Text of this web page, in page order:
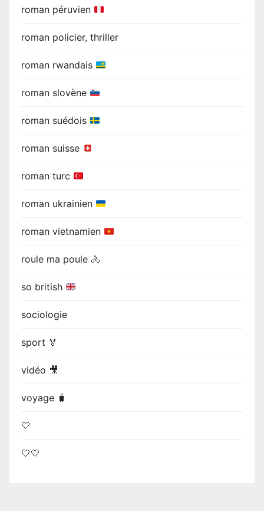
roman péruvien
roman policier, thriller
roman rwandais
roman slovène
roman suédois
roman suisse
roman turc
roman ukrainien
roman vietnamien
roule ma poule 🚴
so british
sociologie
sport 🏅
vidéo 🎥
voyage 🧳
🤍
🤍🤍